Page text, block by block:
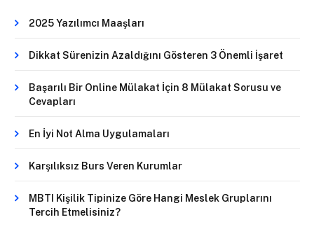
2025 Yazılımcı Maaşları
Dikkat Sürenizin Azaldığını Gösteren 3 Önemli İşaret
Başarılı Bir Online Mülakat İçin 8 Mülakat Sorusu ve
Cevapları
En İyi Not Alma Uygulamaları
Karşılıksız Burs Veren Kurumlar
MBTI Kişilik Tipinize Göre Hangi Meslek Gruplarını
Tercih Etmelisiniz?